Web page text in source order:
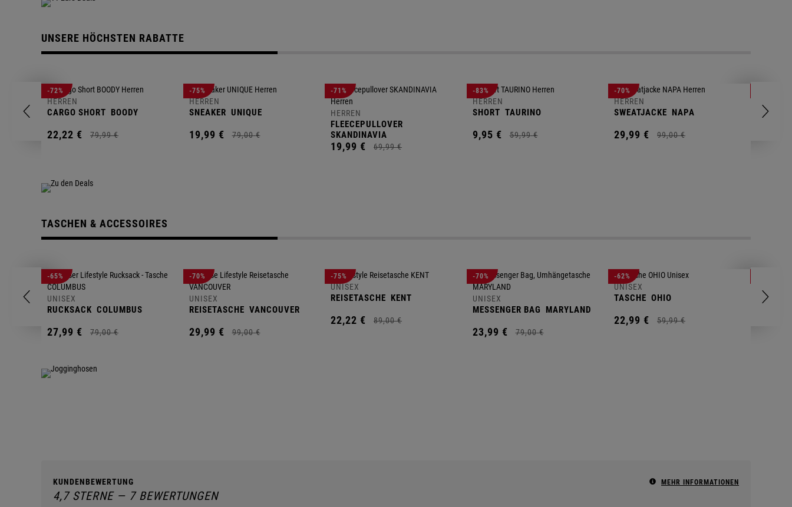
UNSERE HÖCHSTEN RABATTE
-72%
HERREN
CARGO SHORT BOODY
22,22 € 79,99 €
-75%
HERREN
SNEAKER UNIQUE
19,99 € 79,00 €
-71%
HERREN
FLEECEPULLOVER
SKANDINAVIA
19,99 € 69,99 €
-83%
HERREN
SHORT TAURINO
9,95 € 59,99 €
-70%
HERREN
SWEATJACKE NAPA
29,99 € 99,00 €
TASCHEN & ACCESSOIRES
-65%
UNISEX
RUCKSACK COLUMBUS
27,99 € 79,00 €
-70%
UNISEX
REISETASCHE VANCOUVER
29,99 € 99,00 €
-75%
UNISEX
REISETASCHE KENT
22,22 € 89,00 €
-70%
UNISEX
MESSENGER BAG MARYLAND
23,99 € 79,00 €
-62%
UNISEX
TASCHE OHIO
22,99 € 59,99 €
KUNDENBEWERTUNG MEHR INFORMATIONEN
4,7 STERNE — 7 BEWERTUNGEN